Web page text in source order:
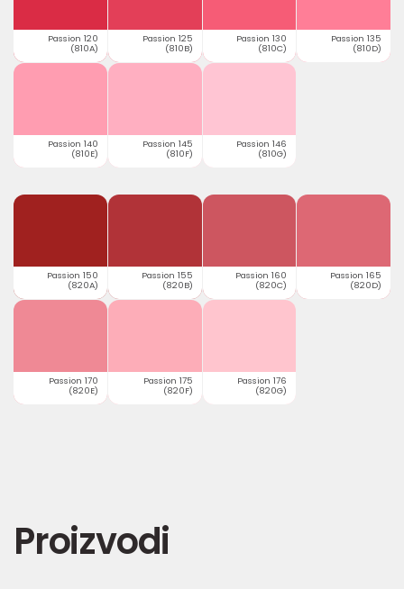
Passion 120
(810A)
Passion 125
(810B)
Passion 130
(810C)
Passion 135
(810D)
Passion 140
(810E)
Passion 145
(810F)
Passion 146
(810G)
Passion 150
(820A)
Passion 155
(820B)
Passion 160
(820C)
Passion 165
(820D)
Passion 170
(820E)
Passion 175
(820F)
Passion 176
(820G)
Proizvodi